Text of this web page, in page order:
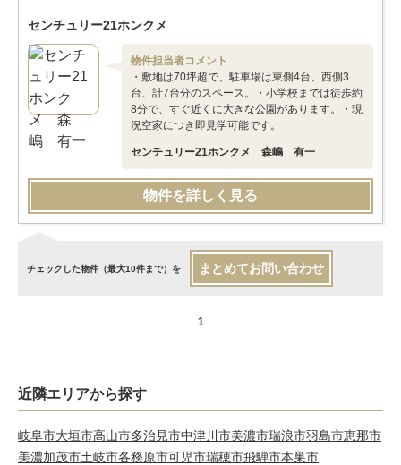
センチュリー21ホンクメ
物件担当者コメント
・敷地は70坪超で、駐車場は東側4台、西側3
台、計7台分のスペース。・小学校までは徒歩約
8分で、すぐ近くに大きな公園があります。・現
況空家につき即見学可能です。
センチュリー21ホンクメ 森嶋 有一
物件を詳しく見る
チェックした物件（最大10件まで）を まとめてお問い合わせ
1
近隣エリアから探す
岐阜市大垣市高山市多治見市中津川市美濃市瑞浪市羽島市恵那市
美濃加茂市土岐市各務原市可児市瑞穂市飛騨市本巣市